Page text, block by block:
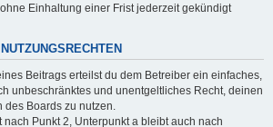
Einhaltung einer Frist jederzeit gekündigt
Beitrags erteilst du dem Betreiber ein einfaches,
unbeschränktes und unentgeltliches Recht, deinen
des Boards zu nutzen.
nach Punkt 2, Unterpunkt a bleibt auch nach